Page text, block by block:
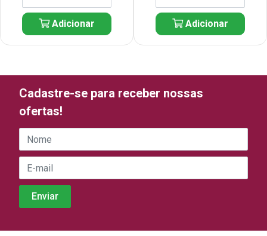
Adicionar Adicionar
Cadastre-se para receber nossas
ofertas!